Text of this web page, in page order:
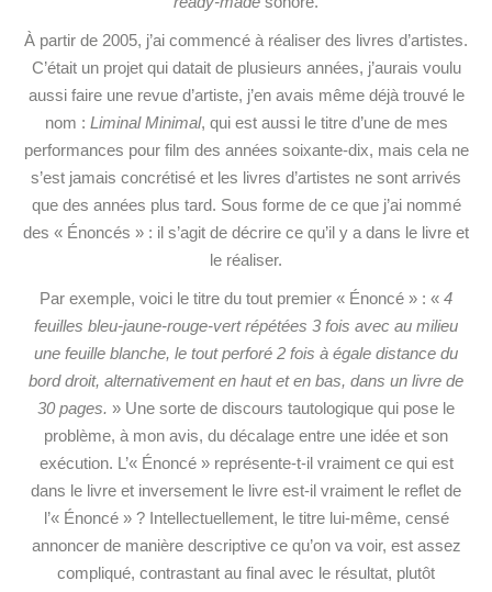
À partir de 2005, j’ai commencé à réaliser des livres d’artistes.
C’était un projet qui datait de plusieurs années, j’aurais voulu
aussi faire une revue d’artiste, j’en avais même déjà trouvé le
nom : Liminal Minimal, qui est aussi le titre d’une de mes
performances pour film des années soixante-dix, mais cela ne
s’est jamais concrétisé et les livres d’artistes ne sont arrivés
que des années plus tard. Sous forme de ce que j’ai nommé
des « Énoncés » : il s’agit de décrire ce qu’il y a dans le livre et
le réaliser.
Par exemple, voici le titre du tout premier « Énoncé » : « 4
feuilles bleu-jaune-rouge-vert répétées 3 fois avec au milieu
une feuille blanche, le tout perforé 2 fois à égale distance du
bord droit, alternativement en haut et en bas, dans un livre de
30 pages. » Une sorte de discours tautologique qui pose le
problème, à mon avis, du décalage entre une idée et son
exécution. L’« Énoncé » représente-t-il vraiment ce qui est
dans le livre et inversement le livre est-il vraiment le reflet de
l’« Énoncé » ? Intellectuellement, le titre lui-même, censé
annoncer de manièredescriptive ce qu’on va voir, est assez
compliqué, contrastant au final avec le résultat, plutôt